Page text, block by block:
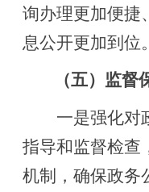
询办理更加便捷
息公开更加到位。
（五）监督
一是强化对
指导和监督检查
机制，确保政务